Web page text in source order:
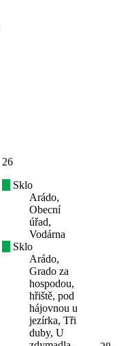
26
Sklo
Arádo,
Obecní
úřad,
Vodárna
Sklo
Arádo,
Grado za
hospodou,
hřiště, pod
hájovnou u
jezírka, Tři
duby, U